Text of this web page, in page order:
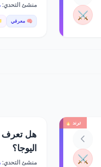
⚔️
منشئ التحدي:
🧠 معرفي
ترند 🔥
⚔️
هل تعرف
اليوجا؟
منشئ التحدي: